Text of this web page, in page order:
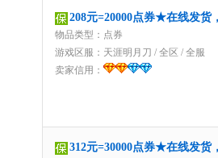
208元=20000点券★在线发
物品类型：点券
游戏区服： 天涯明月刀 / 全区 / 全服
卖家信用：
312元=30000点券★在线发